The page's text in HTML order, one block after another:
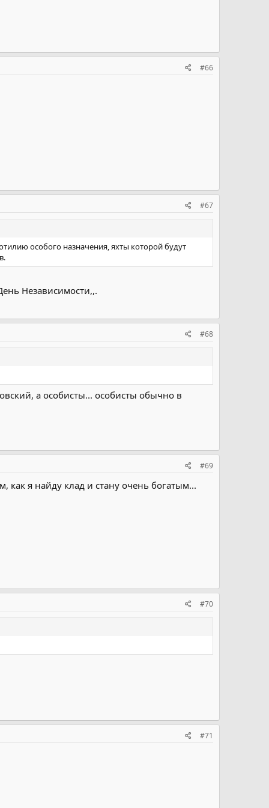
#66
#67
особого назначения, яхты которой будут
Независимости,,.
#68
а особисты... особисты обычно в
#69
как я найду клад и стану очень богатым...
#70
#71